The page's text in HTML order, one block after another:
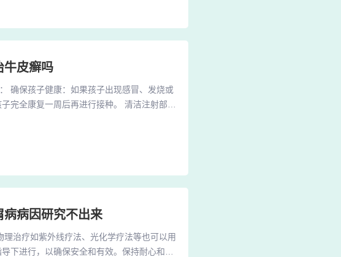
牛皮癣吗
确保孩子健康：如果孩子出现感冒、发烧或
完全康复一周后再进行接种。 清洁注射部
。2、在患上糖尿病之后，大家会发现，如
病因研究不出来
治疗如紫外线疗法、光化学疗法等也可以用
下进行，以确保安全和有效。保持耐心和积